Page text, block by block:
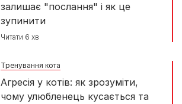
залишає "послання" і як це
зупинити
Читати 6 хв
Тренування кота
Агресія у котів: як зрозуміти,
чому улюбленець кусається та